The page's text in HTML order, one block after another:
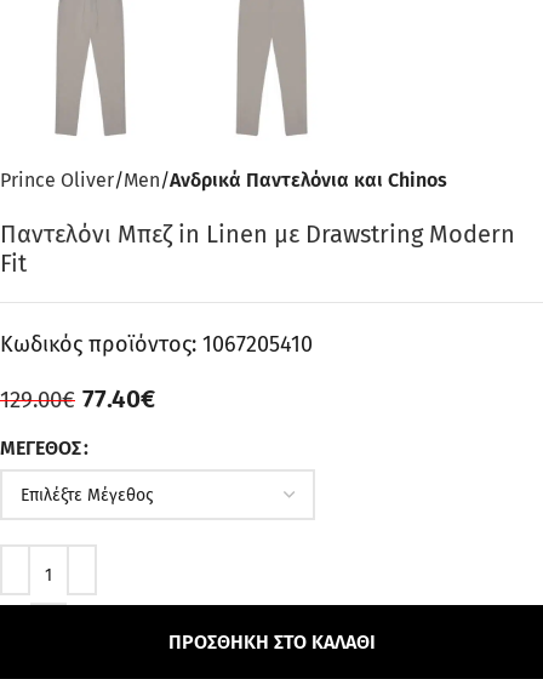
Prince Oliver Men Ανδρικά Παντελόνια και Chinos
Παντελόνι Μπεζ in Linen με Drawstring Modern
Fit
Κωδικός προϊόντος: 1067205410
129.00€ 77.40€
ΜΈΓΕΘΟΣ
ΠΡΟΣΘΉΚΗ ΣΤΟ ΚΑΛΆΘΙ